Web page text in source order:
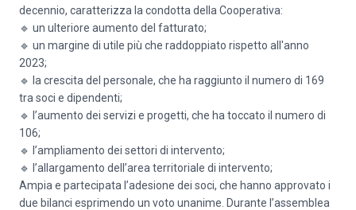
decennio, caratterizza la condotta della Cooperativa:
🔹 un ulteriore aumento del fatturato;
🔹 un margine di utile più che raddoppiato rispetto all'anno
2023;
🔹 la crescita del personale, che ha raggiunto il numero di 169
tra soci e dipendenti;
🔹 l’aumento dei servizi e progetti, che ha toccato il numero di
106;
🔹 l’ampliamento dei settori di intervento;
🔹 l’allargamento dell’area territoriale di intervento;
Ampia e partecipata l’adesione dei soci, che hanno approvato i
due bilanci esprimendo un voto unanime. Durante l’assemblea